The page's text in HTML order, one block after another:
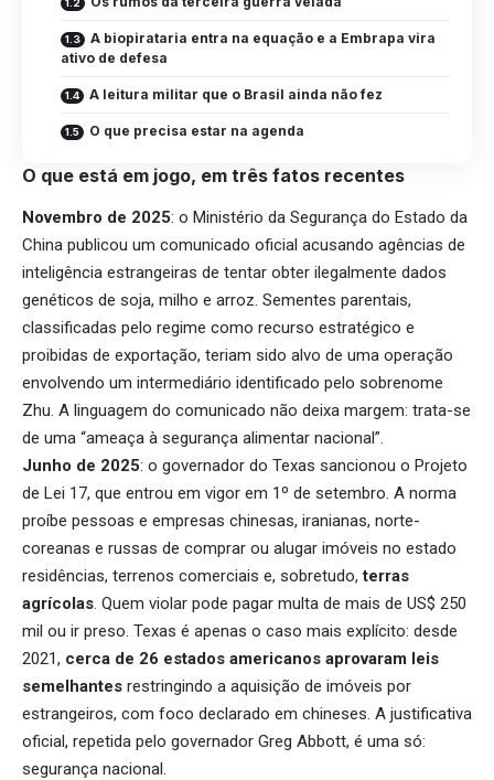
A biopirataria entra na equação e a Embrapa vira
ativo de defesa
A leitura militar que o Brasil ainda não fez
O que precisa estar na agenda
O que está em jogo, em três fatos recentes
Novembro de 2025: o Ministério da Segurança do Estado da
China publicou um comunicado oficial acusando agências de
inteligência estrangeiras de tentar obter ilegalmente dados
genéticos de soja, milho e arroz. Sementes parentais,
classificadas pelo regime como recurso estratégico e
proibidas de exportação, teriam sido alvo de uma operação
envolvendo um intermediário identificado pelo sobrenome
Zhu. A linguagem do comunicado não deixa margem: trata-se
de uma “ameaça à segurança alimentar nacional”.
Junho de 2025: o governador do Texas sancionou o Projeto
de Lei 17, que entrou em vigor em 1º de setembro. A norma
proíbe pessoas e empresas chinesas, iranianas, norte-
coreanas e russas de comprar ou alugar imóveis no estado
residências, terrenos comerciais e, sobretudo,terras
agrícolas. Quem violar pode pagar multa de mais de US$ 250
mil ou ir preso. Texas é apenas o caso mais explícito: desde
2021, cerca de 26 estados americanos aprovaram leis
semelhantes restringindo a aquisição de imóveis por
estrangeiros, com foco declarado em chineses. A justificativa
oficial, repetida pelo governador Greg Abbott, é uma só:
segurança nacional.